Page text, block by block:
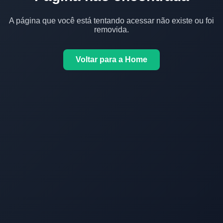
A página que você está tentando acessar não existe ou foi
removida.
Voltar para a Home